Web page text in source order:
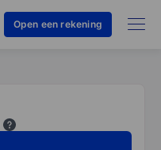
Open een rekening